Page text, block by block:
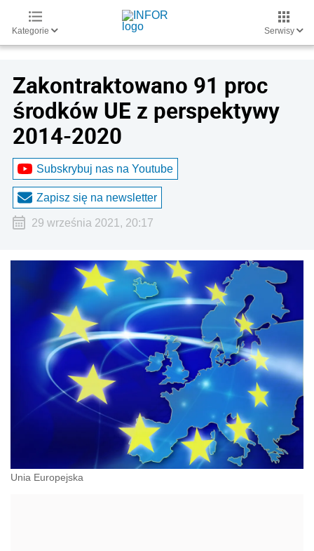
Kategorie Serwisy
Zakontraktowano 91 proc
środków UE z perspektywy
2014-2020
Subskrybuj nas na Youtube
Zapisz się na newsletter
29 września 2021, 20:17
Unia Europejska